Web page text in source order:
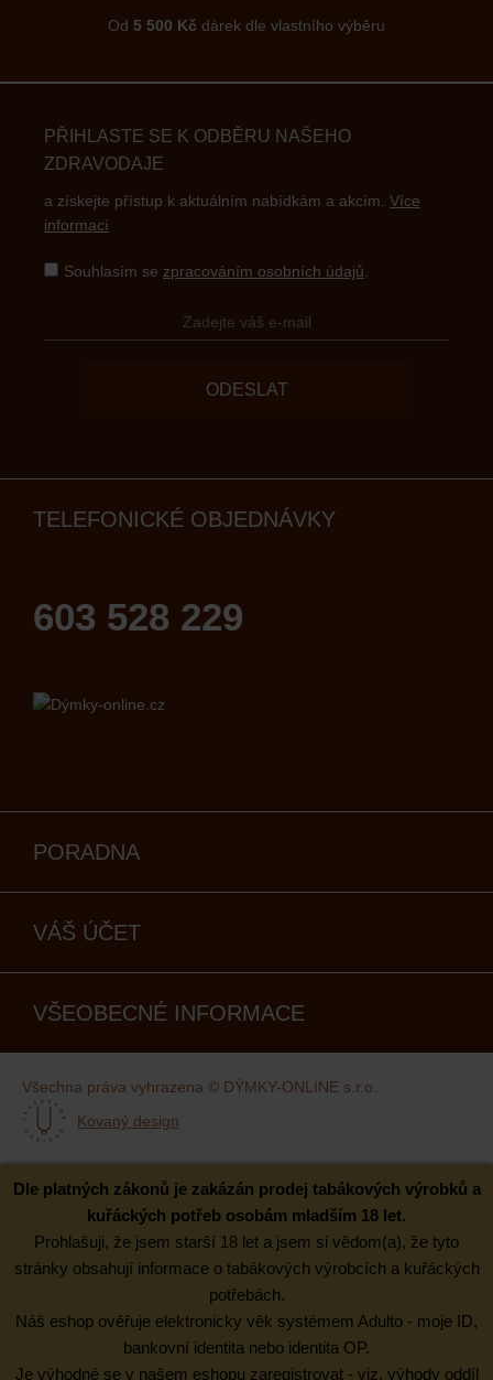
Od 5 500 Kč dárek dle vlastního výběru
PŘIHLASTE SE K ODBĚRU NAŠEHO
ZDRAVODAJE
a získejte přístup k aktuálním nabídkám a akcím. Více
informací
Souhlasím se zpracováním osobních údajů
ODESLAT
TELEFONICKÉ OBJEDNÁVKY
603 528 229
PORADNA
VÁŠ ÚČET
VŠEOBECNÉ INFORMACE
Všechna práva vyhrazena © DÝMKY-ONLINE s.r.o.
Kovaný design
Dle platných zákonů je zakázán prodej tabákových výrobků a
kuřáckých potřeb osobám mladším 18 let.
Prohlašuji, že jsem starší 18 let a jsem si vědom(a), že tyto
stránky obsahují informace o tabákových výrobcích a kuřáckých
potřebách.
Náš eshop ověřuje elektronicky věk systémem Adulto - moje ID,
bankovní identita nebo identita OP.
Je výhodné se v našem eshopu zaregistrovat - viz. výhody oddíl